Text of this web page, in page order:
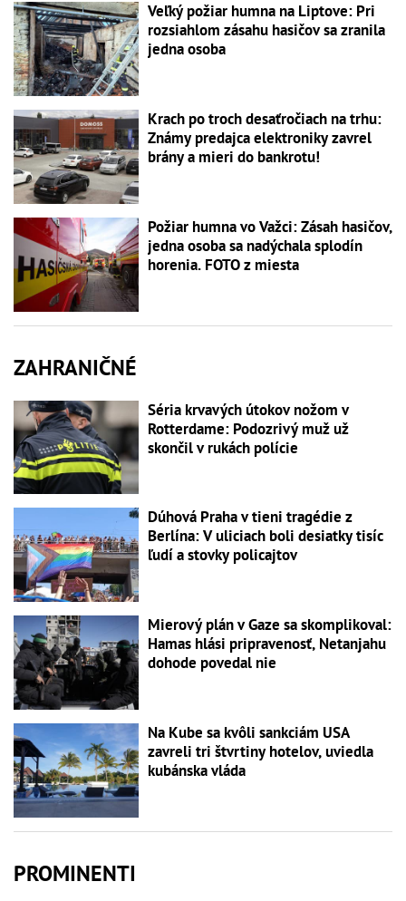
Veľký požiar humna na Liptove: Pri
rozsiahlom zásahu hasičov sa zranila
jedna osoba
Krach po troch desaťročiach na trhu:
Známy predajca elektroniky zavrel
brány a mieri do bankrotu!
Požiar humna vo Važci: Zásah hasičov,
jedna osoba sa nadýchala splodín
horenia. FOTO z miesta
ZAHRANIČNÉ
Séria krvavých útokov nožom v
Rotterdame: Podozrivý muž už
skončil v rukách polície
Dúhová Praha v tieni tragédie z
Berlína: V uliciach boli desiatky tisíc
ľudí a stovky policajtov
Mierový plán v Gaze sa skomplikoval:
Hamas hlási pripravenosť, Netanjahu
dohode povedal nie
Na Kube sa kvôli sankciám USA
zavreli tri štvrtiny hotelov, uviedla
kubánska vláda
PROMINENTI